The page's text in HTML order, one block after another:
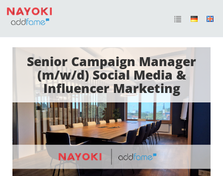
Senior Campaign Manager
(m/w/d) Social Media &
Influencer Marketing